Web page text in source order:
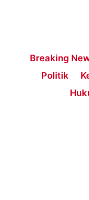
Breaking
Politik